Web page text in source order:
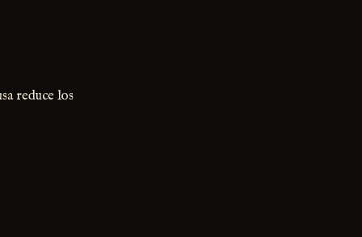
reduce los